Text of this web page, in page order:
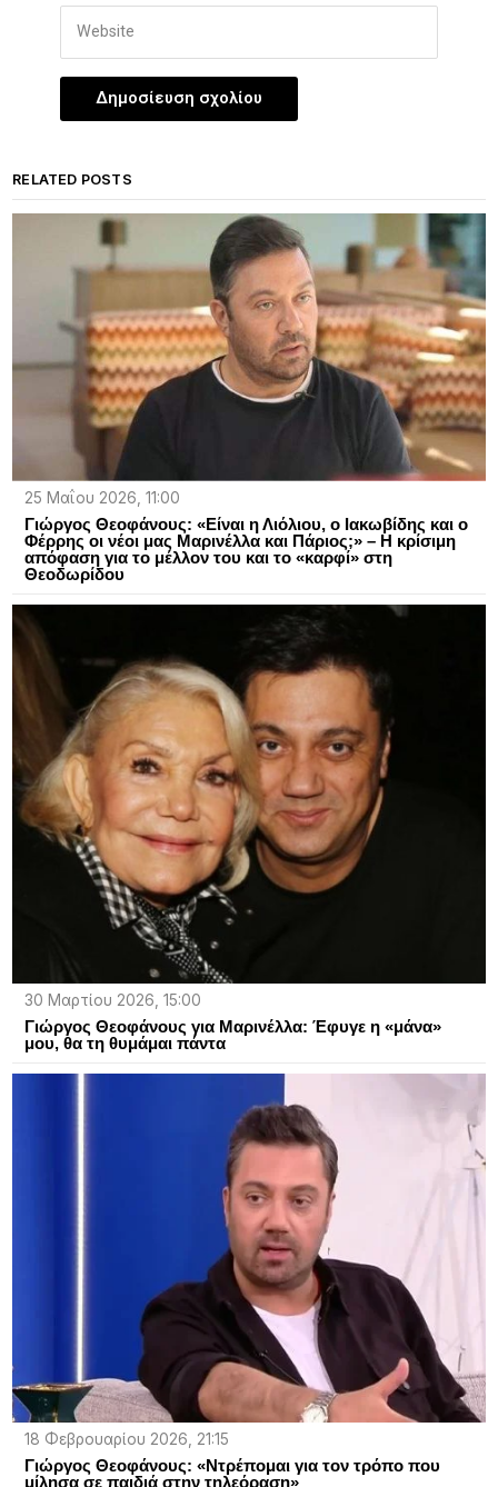
RELATED POSTS
25 Μαΐου 2026, 11:00
Γιώργος Θεοφάνους: «Είναι η Λιόλιου, ο Ιακωβίδης και ο
Φέρρης οι νέοι μας Μαρινέλλα και Πάριος;» – Η κρίσιμη
απόφαση για το μέλλον του και το «καρφί» στη
Θεοδωρίδου
30 Μαρτίου 2026, 15:00
Γιώργος Θεοφάνους για Μαρινέλλα: Έφυγε η «μάνα»
μου, θα τη θυμάμαι πάντα
18 Φεβρουαρίου 2026, 21:15
Γιώργος Θεοφάνους: «Ντρέπομαι για τον τρόπο που
μίλησα σε παιδιά στην τηλεόραση»